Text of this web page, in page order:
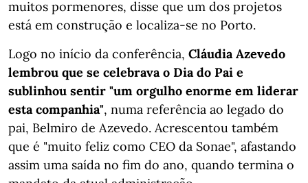
muitos pormenores, disse que um dos projetos
está em construção e localiza-se no Porto.
Logo no início da conferência, Cláudia Azevedo
lembrou que se celebrava o Dia do Pai e
sublinhou sentir "um orgulho enorme em liderar
esta companhia", numa referência ao legado do
pai, Belmiro de Azevedo. Acrescentou também
que é "muito feliz como CEO da Sonae", afastando
assim uma saída no fim do ano, quando termina o